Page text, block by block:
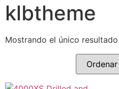
klbtheme
Mostrando el único resultado